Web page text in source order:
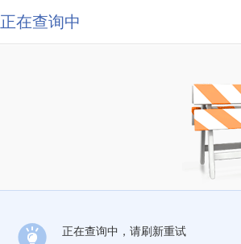
正在查询中
正在查询中，请刷新重试